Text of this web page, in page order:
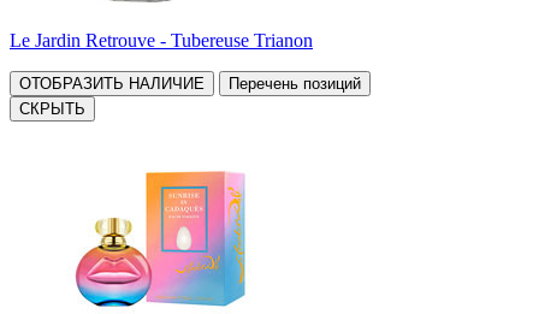
Le Jardin Retrouve - Tubereuse Trianon
ОТОБРАЗИТЬ НАЛИЧИЕ
Перечень позиций
СКРЫТЬ